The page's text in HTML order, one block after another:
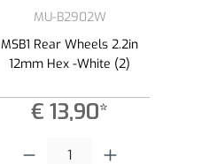
MU-B2902W
MSB1 Rear Wheels 2.2in
12mm Hex -White (2)
€ 13,90*